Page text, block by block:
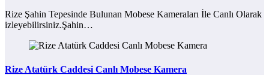
Rize Şahin Tepesinde Bulunan Mobese Kameraları İle Canlı Olarak
izleyebilirsiniz.Şahin…
Rize Atatürk Caddesi Canlı Mobese Kamera